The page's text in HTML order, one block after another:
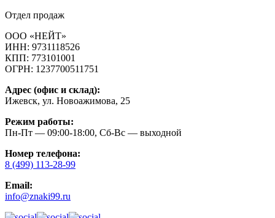
Отдел продаж
ООО «НЕЙТ»
ИНН: 9731118526
КПП: 773101001
ОГРН: 1237700511751
Адрес (офис и склад):
Ижевск, ул. Новоажимова, 25
Режим работы:
Пн-Пт — 09:00-18:00, Сб-Вс — выходной
Номер телефона:
8 (499) 113-28-99
Email:
info@znaki99.ru